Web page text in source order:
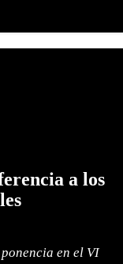
a los
en el VI